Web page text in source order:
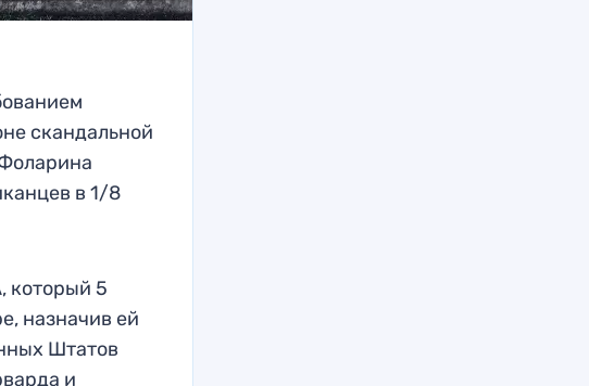
скандальной
в 1/8
который 5
назначив ей
Штатов
и